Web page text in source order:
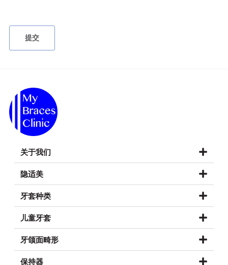
关于我们
隐适美
牙套种类
儿童牙套
牙颌面畸形
保持器